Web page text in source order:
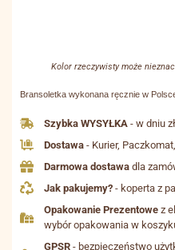
Kolor rzeczywisty może
Bransoletka wykonana ręcznie w
Szybka WYSYŁKA - w dniu
Dostawa - Kurier,
Darmowa dostawa dla
Jak pakujemy? - koperta z
Opakowanie Prezentowe z
wybór opakowania w
GPSR - bezpieczeństwo